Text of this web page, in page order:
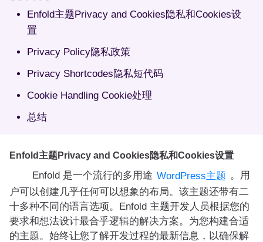
Enfold主题Privacy and Cookies隐私和Cookies设
置
Privacy Policy隐私政策
Privacy Shortcodes隐私短代码
Cookie Handling Cookie处理
总结
Enfold主题Privacy and Cookies隐私和Cookies设置
Enfold 是一个流行的多用途 WordPress主题 。用
户可以创建几乎任何可以想象的布局。该主题还带有二
十多种不同的语言选项。Enfold 主题开发人员根据您的
要求和想法设计最合乎逻辑的解决方案。为您构建合适
的主题。始终让您了解开发过程的最新信息，以确保解